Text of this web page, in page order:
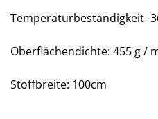
Temperaturbeständigkeit -
Oberflächendichte: 455 g /
Stoffbreite: 100cm